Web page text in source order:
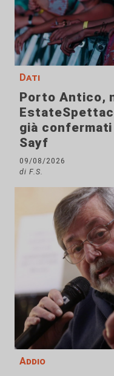
Dati
Porto Antico,
già
Sayf
09/08/2026
di F.S.
Addio